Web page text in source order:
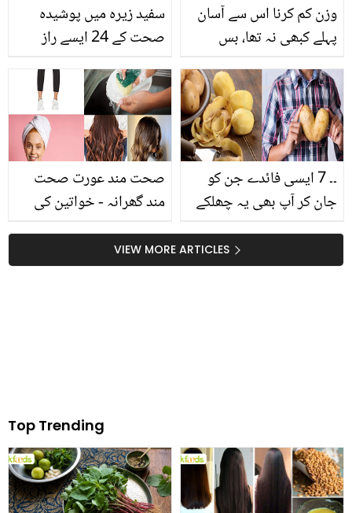
سفید زیرہ میں پوشیدہ
صحت کے 24 ایسے راز
دنگ رہ جائیں گے
وزن کم کرنا اس سے آسان
پہلے کبھی نہ تھا، بس
ملا کر بتائے گئے طریقے سے
استعمال کریں اور باآسانی
وزن گھٹائیں
صحت مند عورت صحت
مند گھرانہ - خواتین کی
صحت کو برباد کردیتی ہیں
۔۔ 7 ایسی فائدے جن کو
جان کر آپ بھی یہ چھلکے
چھلکے غلطی سے بھی
نہیں پھینکیے
VIEW MORE ARTICLES
Top Trending